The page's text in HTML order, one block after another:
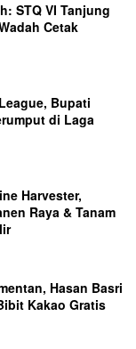
STQ VI Tanjung
Cetak
Bupati
di Laga
Harvester,
Raya & Tanam
Hasan Basri
Kakao Gratis